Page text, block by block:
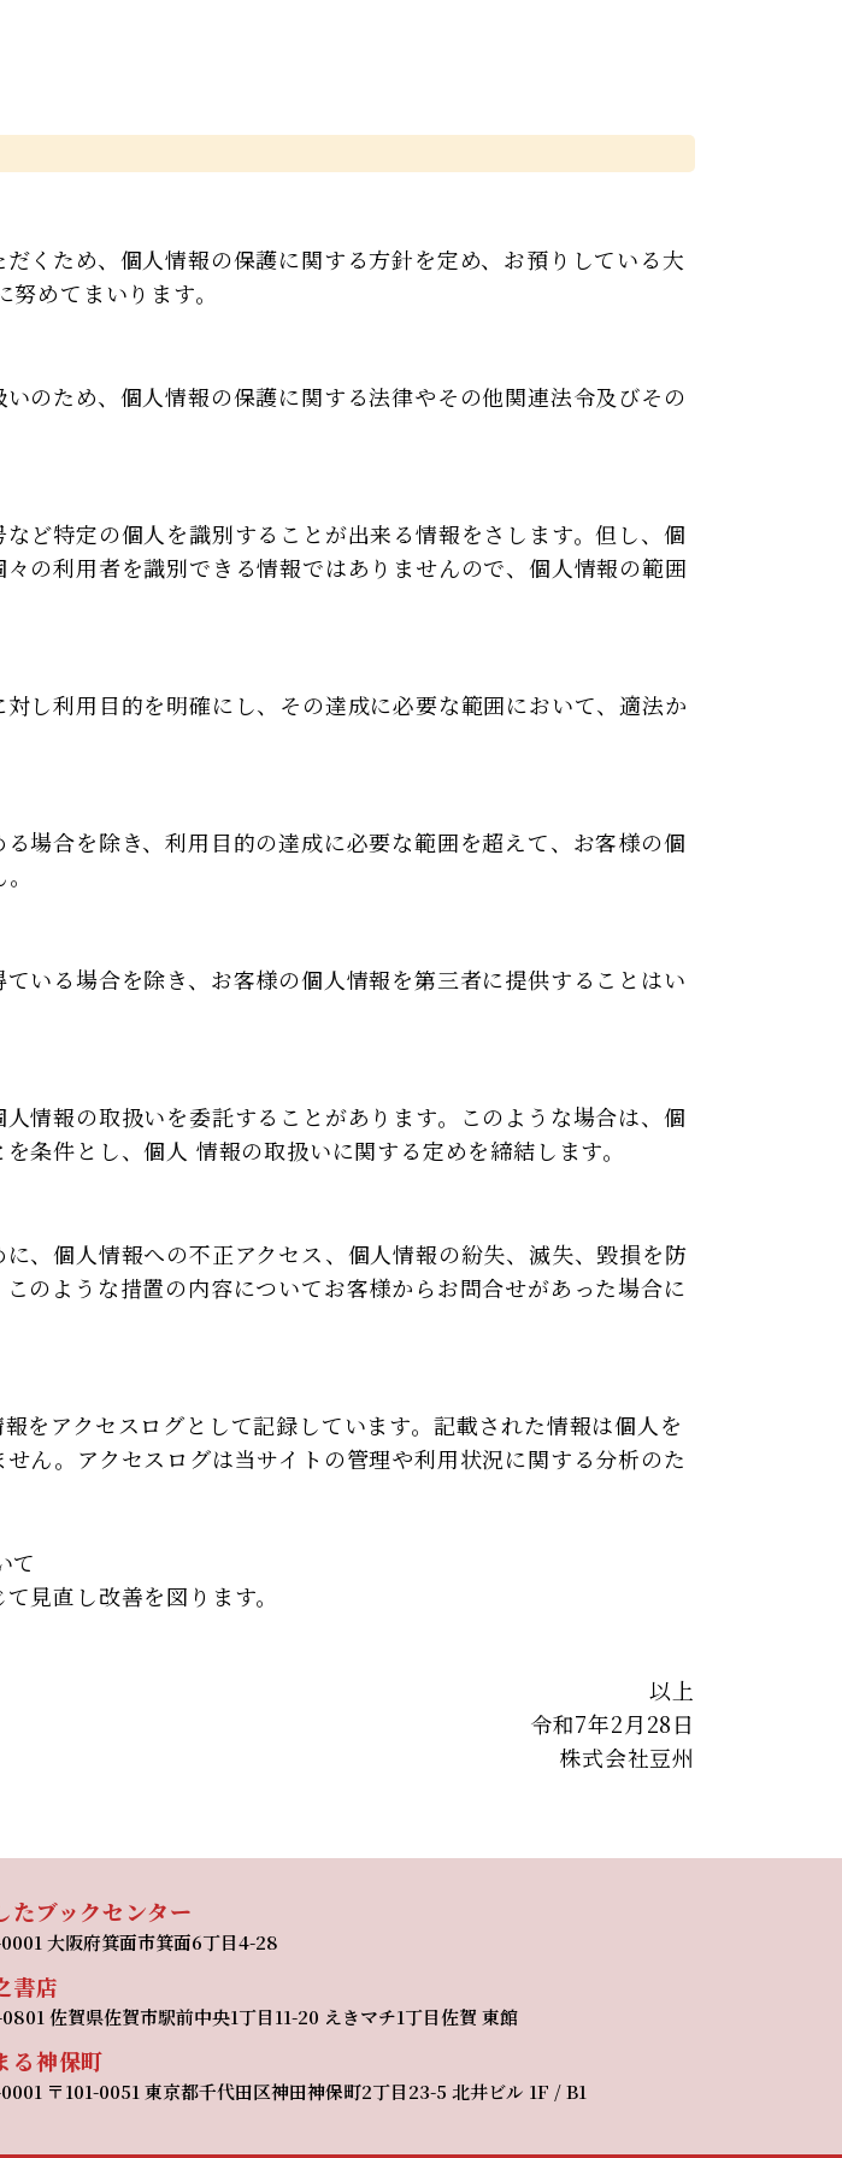
くため、個人情報の保護に関する方針を定め、お預りしている大
めてまいります。
のため、個人情報の保護に関する法律やその他関連法令及びその
ど特定の個人を識別することが出来る情報をさします。但し、個
の利用者を識別できる情報ではありませんので、個人情報の範囲
し利用目的を明確にし、その達成に必要な範囲において、適法か
場合を除き、利用目的の達成に必要な範囲を超えて、お客様の個
いる場合を除き、お客様の個人情報を第三者に提供することはい
情報の取扱いを委託することがあります。このような場合は、個
条件とし、個人 情報の取扱いに関する定めを締結します。
、個人情報への不正アクセス、個人情報の紛失、滅失、毀損を防
のような措置の内容についてお客様からお問合せがあった場合に
をアクセスログとして記録しています。記載された情報は個人を
ん。アクセスログは当サイトの管理や利用状況に関する分析のた
て
見直し改善を図ります。
以上
令和7年2月28日
株式会社豆州
たブックセンター
大阪府箕面市箕面6丁目4-28
書店
佐賀県佐賀市駅前中央1丁目11-20 えきマチ1丁目佐賀 東館
る神保町
〒101-0051 東京都千代田区神田神保町2丁目23-5 北井ビル 1F / B1